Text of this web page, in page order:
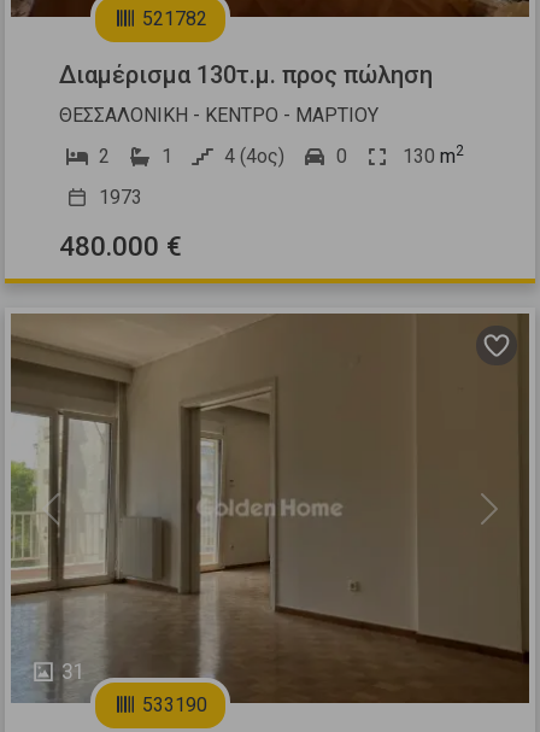
521782
Διαμέρισμα 130τ.μ. προς πώληση
ΘΕΣΣΑΛΟΝΙΚΗ - ΚΕΝΤΡΟ - ΜΑΡΤΙΟΥ
2
1 4 (4ος) 0 130 m2
1973
480.000 €
31
Previous Next
533190